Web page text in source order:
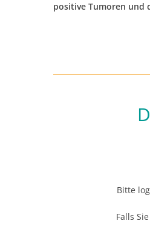
positive Tumoren und
Bitte
Falls